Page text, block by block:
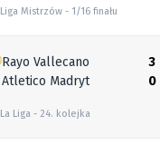
Liga Mistrzów 1/16 finału
Rayo Vallecano
Atletico Madryt
La Liga 24. kolejka
3
0